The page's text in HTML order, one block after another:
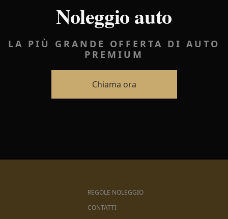
Noleggio auto
LA PIÙ GRANDE OFFERTA DI AUTO
PREMIUM
Chiama ora
REGOLE NOLEGGIO
CONTATTI